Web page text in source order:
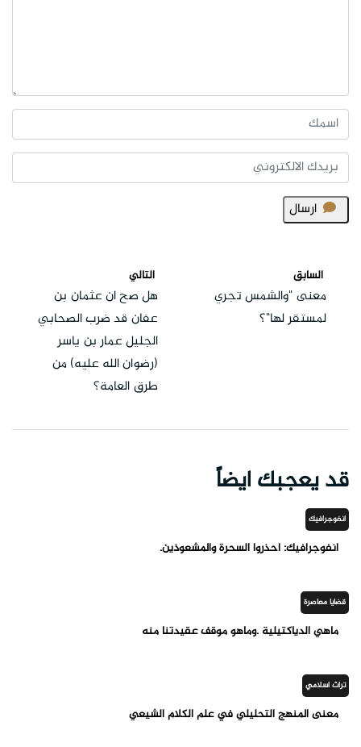
ارسال
السابق
معنى "والشمس تجري
لمستقر لها"؟
التالي
هل صح ان عثمان بن
عفان قد ضرب الصحابي
الجليل عمار بن ياسر
(رضوان الله عليه) من
طرق العامة؟
قد يعجبك ايضاً
انفوجرافيك
انفوجرافيك: احذروا السحرة والمشعوذين.
قضايا معاصرة
ماهي الدياكتيلية .وماهو موقف عقيدتنا منه
تراث اسلامي
معنى المنهج التحليلي في علم الكلام الشيعي